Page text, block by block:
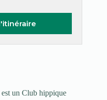
un Club hippique